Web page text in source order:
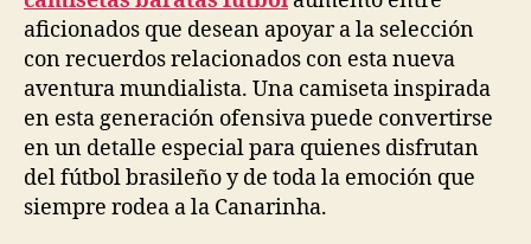
aficionados que desean apoyar a la selección
con recuerdos relacionados con esta nueva
aventura mundialista. Una camiseta inspirada
en esta generación ofensiva puede convertirse
en un detalle especial para quienes disfrutan
del fútbol brasileño y de toda la emoción que
siempre rodea a la Canarinha.